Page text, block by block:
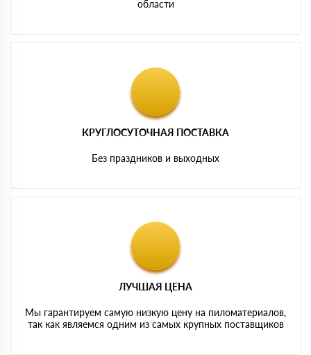
области
КРУГЛОСУТОЧНАЯ ПОСТАВКА
Без праздников и выходных
ЛУЧШАЯ ЦЕНА
Мы гарантируем самую низкую цену на пиломатериалов,
так как являемся одним из самых крупных поставщиков